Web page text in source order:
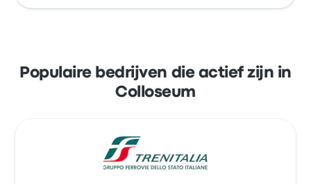
met het vroegste vertrek per bus om 00:00 en
Visa, Amex en andere, of met diensten zoals
Apple Pay en Google Pay.
Populaire bedrijven die actief zijn in
Colloseum